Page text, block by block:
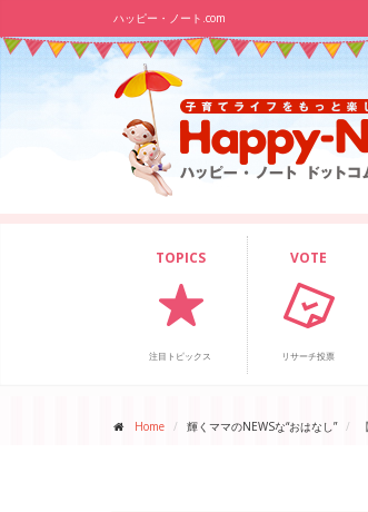
ハッピー・ノート.com
TOPICS
注目トピックス
VOTE
リサーチ投票
Home 輝くママのNEWSな“おはなし”